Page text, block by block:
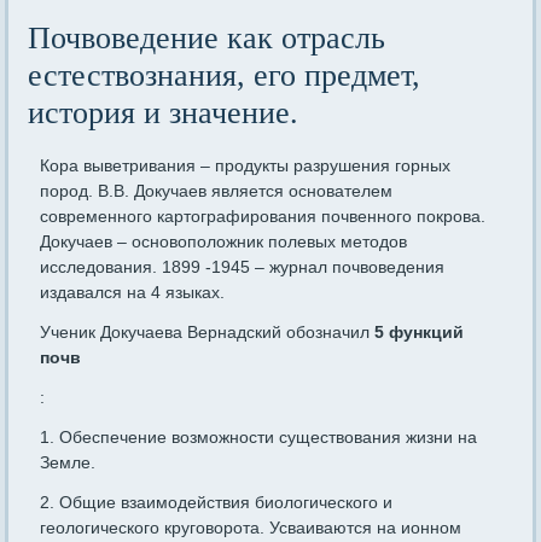
Почвоведение как отрасль
естествознания, его предмет,
история и значение.
Кора выветривания – продукты разрушения горных
пород. В.В. Докучаев является основателем
современного картографирования почвенного покрова.
Докучаев – основоположник полевых методов
исследования. 1899 -1945 – журнал почвоведения
издавался на 4 языках.
Ученик Докучаева Вернадский обозначил5 функций
почв
:
1. Обеспечение возможности существования жизни на
Земле.
2. Общие взаимодействия биологического и
геологического круговорота. Усваиваются на ионном